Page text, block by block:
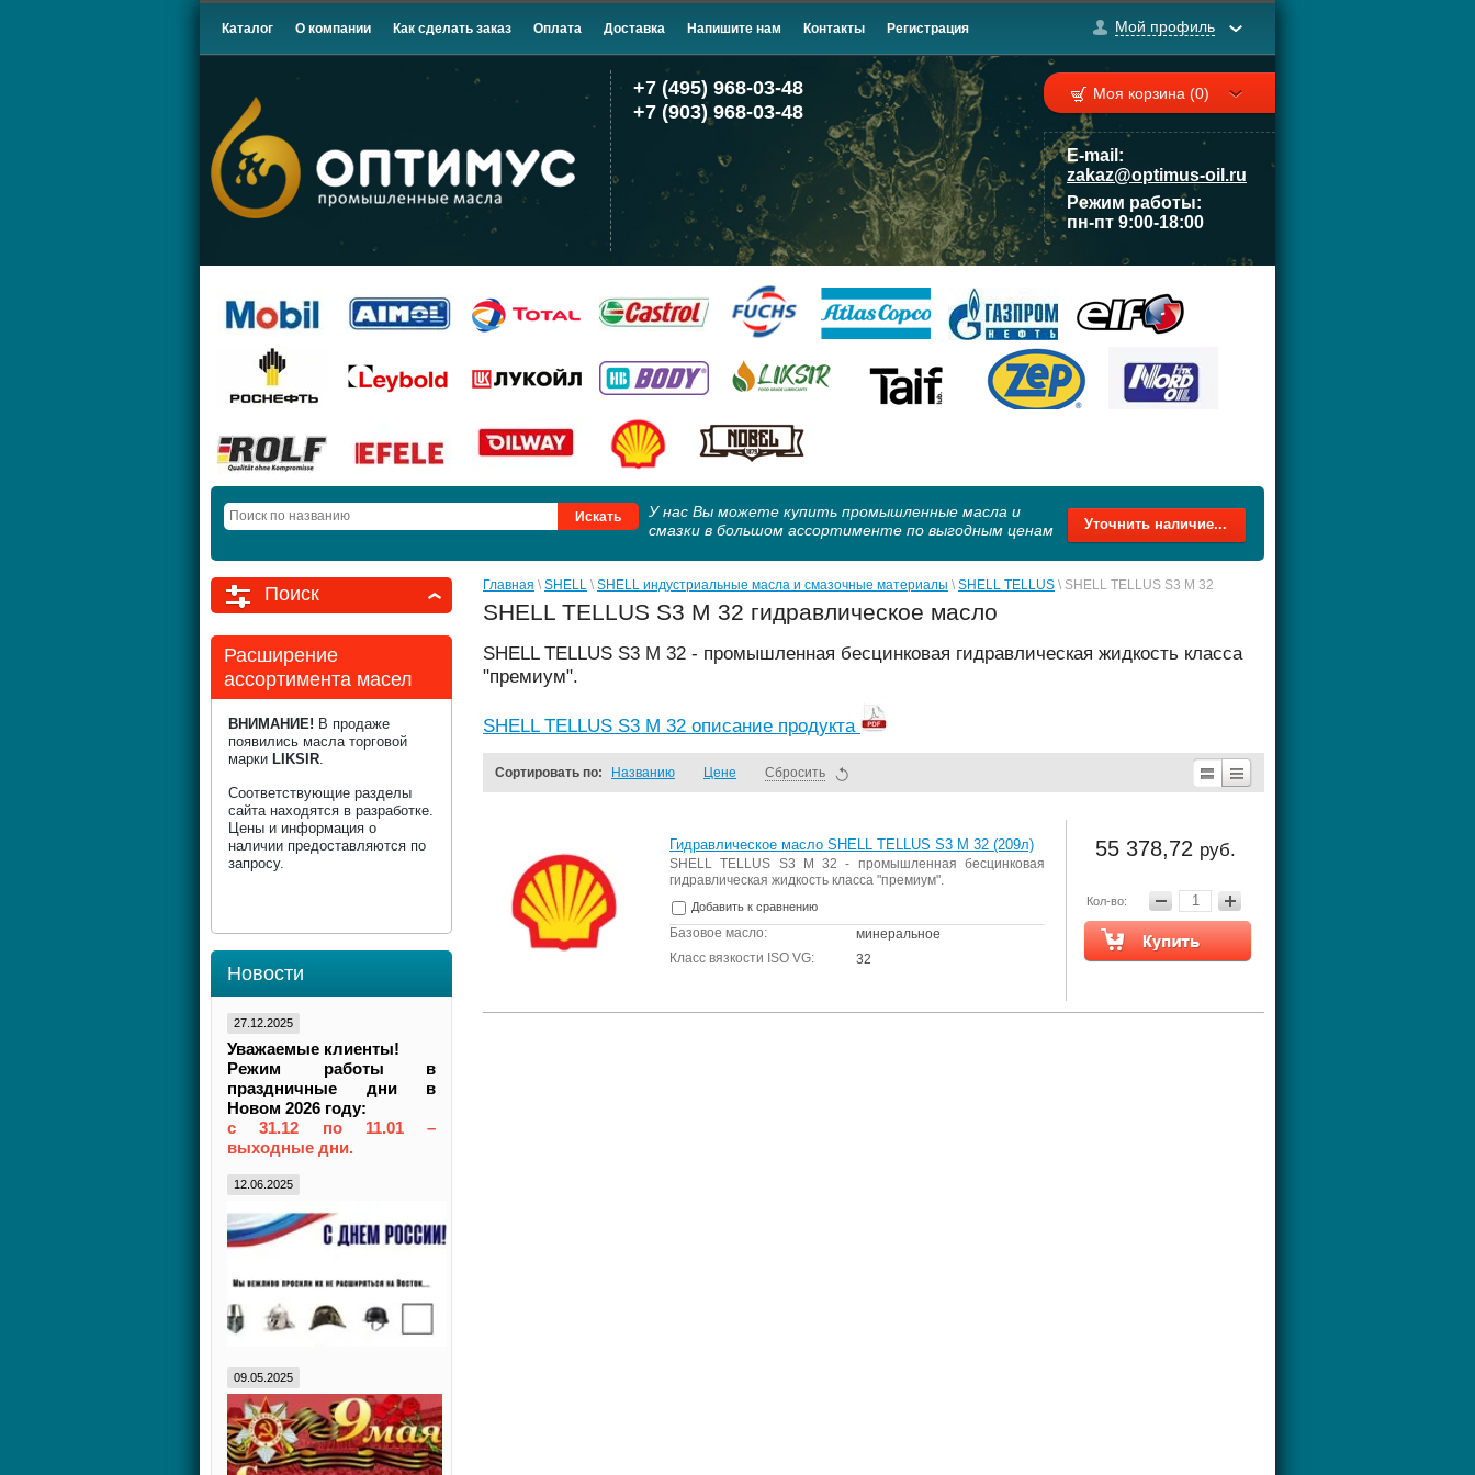
Каталог О компании Как сделать заказ Оплата Доставка Напишите нам Контакты Регистрация Мой профиль
+7 (495) 968-03-48
+7 (903) 968-03-48
Моя корзина (0)
E-mail:
zakaz@optimus-oil.ru
Режим работы:
пн-пт 9:00-18:00
У нас Вы можете купить промышленные масла и
смазки в большом ассортименте по выгодным ценам
Уточнить наличие...
Поиск
Расширение
ассортимента масел
ВНИМАНИЕ! В продаже
появились масла торговой
марки LIKSIR.
Соответствующие разделы
сайта находятся в разработке.
Цены и информация о
наличии предоставляются по
запросу.
Новости
27.12.2025
Уважаемые клиенты!
Режим работы в
праздничные дни в
Новом 2026 году:
с 31.12 по 11.01 –
выходные дни.
12.06.2025
09.05.2025
Главная \ SHELL \ SHELL индустриальные масла и смазочные материалы \ SHELL TELLUS \ SHELL TELLUS S3 M 32
SHELL TELLUS S3 M 32 гидравлическое масло
SHELL TELLUS S3 M 32 - промышленная бесцинковая гидравлическая жидкость класса
"премиум".
SHELL TELLUS S3 M 32 описание продукта
Сортировать по: Названию Цене Сбросить
Гидравлическое масло SHELL TELLUS S3 M 32 (209л)
SHELL TELLUS S3 M 32 - промышленная бесцинковая
гидравлическая жидкость класса "премиум".
Добавить к сравнению
Базовое масло:
минеральное
Класс вязкости ISO VG:
32
55 378,72 руб.
Кол-во: